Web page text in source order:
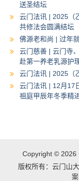
送圣结坛
云门法讯 | 2025（
共修法会圆满结坛
佛源老和尚 | 过年
云门慈善 | 云门寺
赴第一养老乳源护
云门法讯 | 2025（
云门法讯 | 12月17
祖庭甲辰年冬季精
Copyright © 2026
版权所有：云门山